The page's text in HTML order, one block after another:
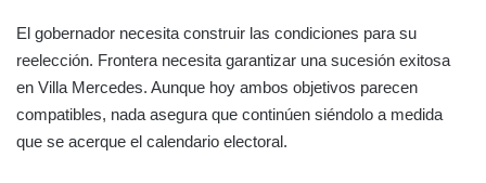
El gobernador necesita construir las condiciones para su
reelección. Frontera necesita garantizar una sucesión exitosa
en Villa Mercedes. Aunque hoy ambos objetivos parecen
compatibles, nada asegura que continúen siéndolo a medida
que se acerque el calendario electoral.